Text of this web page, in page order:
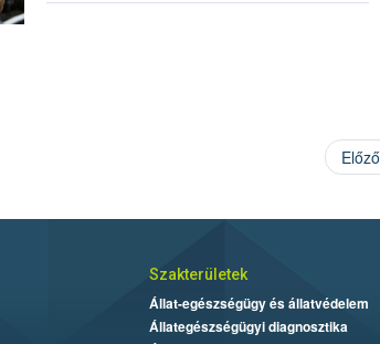
biológiai eszközökkel
Előző
Szakterületek
Állat-egészségügy és állatvédelem
Állategészségügyi diagnosztika